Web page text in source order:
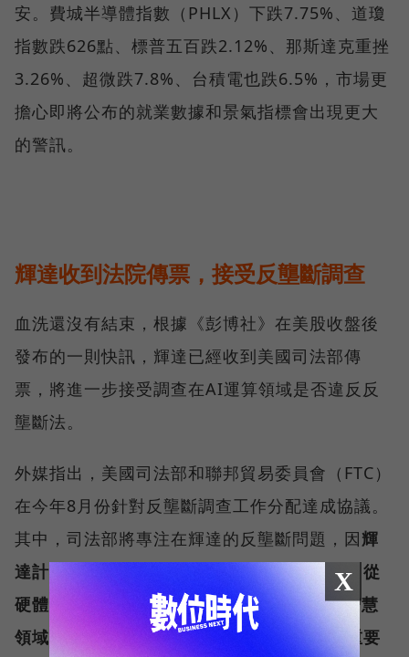
安。費城半導體指數（PHLX）下跌7.75%、道瓊
指數跌626點、標普五百跌2.12%、那斯達克重挫
3.26%、超微跌7.8%、台積電也跌6.5%，市場更
擔心即將公布的就業數據和景氣指標會出現更大
的警訊。
輝達收到法院傳票，接受反壟斷調查
血洗還沒有結束，根據《彭博社》在美股收盤後
發布的一則快訊，輝達已經收到美國司法部傳
票，將進一步接受調查在AI運算領域是否違反反
壟斷法。
外媒指出，美國司法部和聯邦貿易委員會（FTC）
在今年8月份針對反壟斷調查工作分配達成協議。
其中，司法部將專注在輝達的反壟斷問題，因輝
達計畫成為AI領域的「一站式服務提供商」，從
硬體、軟體到數據資料中心，全面布局人工智慧
領域，這樣的行動被視為試圖壟斷AI市場的重要
X